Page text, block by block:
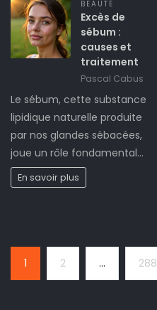
BEAUTÉ
Excès de
sébum :
causes et
traitement
Pascal Cabus
Le sébum, cette substance
lipidique naturelle produite
par nos glandes sébacées,
joue un rôle fondamental…
En savoir plus
1 2 … 288